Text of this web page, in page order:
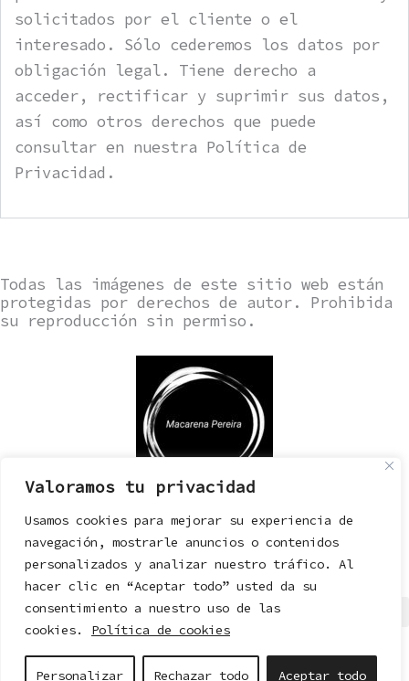
Valoramos tu privacidad
Usamos cookies para mejorar su experiencia de
navegación, mostrarle anuncios o contenidos
personalizados y analizar nuestro tráfico. Al
hacer clic en “Aceptar todo” usted da su
consentimiento a nuestro uso de las
cookies.
Política de cookies
Personalizar Rechazar todo Aceptar todo
solicitados por el cliente o el
interesado. Sólo cederemos los datos por
obligación legal. Tiene derecho a
acceder, rectificar y suprimir sus datos,
así como otros derechos que puede
consultar en nuestra Política de
Privacidad.
Todas las imágenes de este sitio web están
protegidas por derechos de autor. Prohibida
su reproducción sin permiso.